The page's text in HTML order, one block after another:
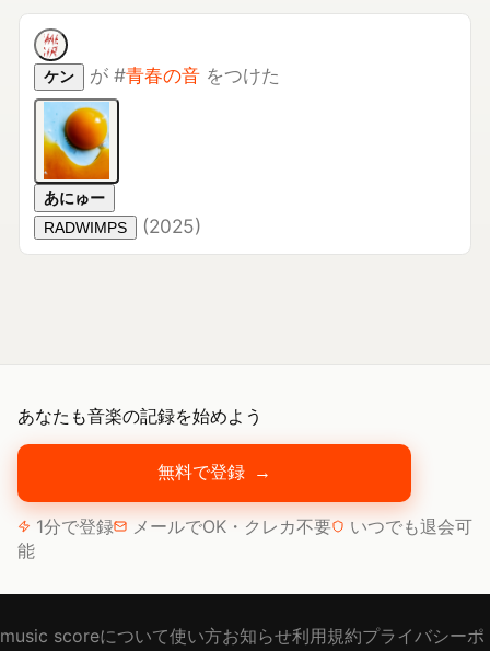
ケン
あにゅー
RADWIMPS
あなたも音楽の記録を始めよう
無料で登録 →
1分で登録 メールでOK・クレカ不要
いつでも退会可
能
music scoreについて使い方お知らせ利用規約プライバシーポ